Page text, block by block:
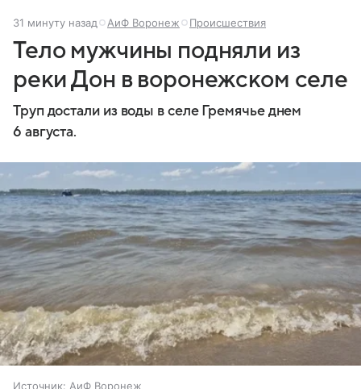
31 минуту назад АиФ Воронеж Происшествия
Тело мужчины подняли из
реки Дон в воронежском селе
Труп достали из воды в селе Гремячье днем
6 августа.
Источник: АиФ Воронеж